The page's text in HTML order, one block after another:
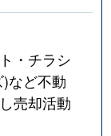
・チラシ
など不動
売却活動